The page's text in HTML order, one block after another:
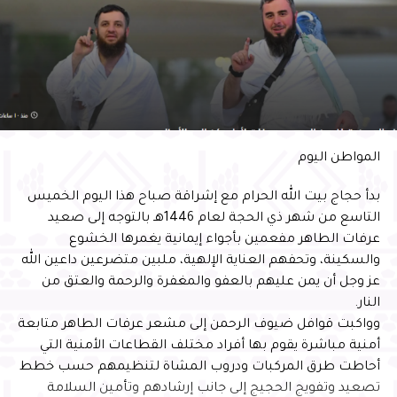
المواطن اليوم
بدأ حجاج بيت الله الحرام مع إشراقة صباح هذا اليوم الخميس
التاسع من شهر ذي الحجة لعام 1446هـ بالتوجه إلى صعيد
عرفات الطاهر مفعمين بأجواء إيمانية يغمرها الخشوع
والسكينة، وتحفهم العناية الإلهية، ملبين متضرعين داعين الله
عز وجل أن يمن عليهم بالعفو والمغفرة والرحمة والعتق من
النار.
وواكبت قوافل ضيوف الرحمن إلى مشعر عرفات الطاهر متابعة
أمنية مباشرة يقوم بها أفراد مختلف القطاعات الأمنية التي
أحاطت طرق المركبات ودروب المشاة لتنظيمهم حسب خطط
تصعيد وتفويج الحجيج إلى جانب إرشادهم وتأمين السلامة